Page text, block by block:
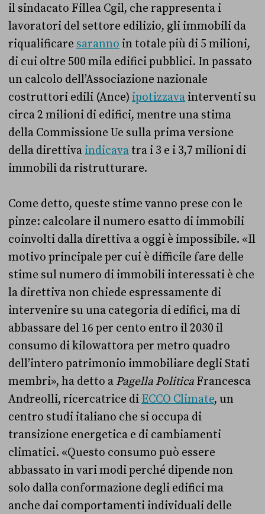
il sindacato Fillea Cgil, che rappresenta i
lavoratori del settore edilizio, gli immobili da
riqualificare saranno in totale più di 5 milioni,
di cui oltre 500 mila edifici pubblici. In passato
un calcolo dell’Associazione nazionale
costruttori edili (Ance) ipotizzava interventi su
circa 2 milioni di edifici, mentre una stima
della Commissione Ue sulla prima versione
della direttiva indicava tra i 3 e i 3,7 milioni di
immobili da ristrutturare.
Come detto, queste stime vanno prese con le
pinze: calcolare il numero esatto di immobili
coinvolti dalla direttiva a oggi è impossibile. «Il
motivo principale per cui è difficile fare delle
stime sul numero di immobili interessati è che
la direttiva non chiede espressamente di
intervenire su una categoria di edifici, ma di
abbassare del 16 per cento entro il 2030 il
consumo di kilowattora per metro quadro
dell’intero patrimonio immobiliare degli Stati
membri», ha detto a Pagella Politica Francesca
Andreolli, ricercatrice di ECCO Climate, un
centro studi italiano che si occupa di
transizione energetica e di cambiamenti
climatici. «Questo consumo può essere
abbassato in vari modi perché dipende non
solo dalla conformazione degli edifici ma
anche dai comportamenti individuali delle